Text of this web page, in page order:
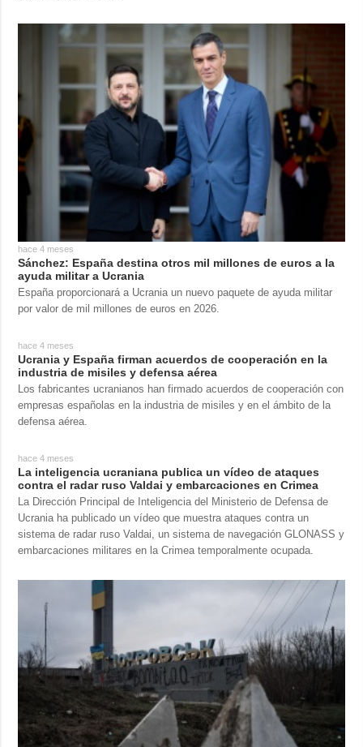
hace 4 meses
Sánchez: España destina otros mil millones de euros a la
ayuda militar a Ucrania
España proporcionará a Ucrania un nuevo paquete de ayuda militar
por valor de mil millones de euros en 2026.
hace 4 meses
Ucrania y España firman acuerdos de cooperación en la
industria de misiles y defensa aérea
Los fabricantes ucranianos han firmado acuerdos de cooperación con
empresas españolas en la industria de misiles y en el ámbito de la
defensa aérea.
hace 4 meses
La inteligencia ucraniana publica un vídeo de ataques
contra el radar ruso Valdai y embarcaciones en Crimea
La Dirección Principal de Inteligencia del Ministerio de Defensa de
Ucrania ha publicado un vídeo que muestra ataques contra un
sistema de radar ruso Valdai, un sistema de navegación GLONASS y
embarcaciones militares en la Crimea temporalmente ocupada.